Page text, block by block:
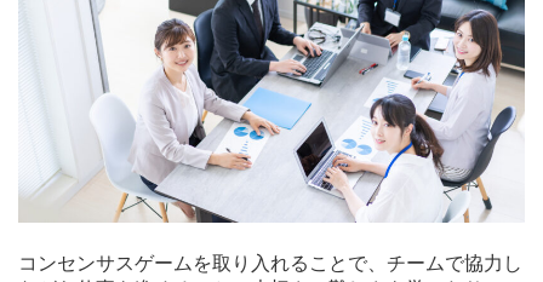
コンセンサスゲームを取り入れることで、チームで協力し